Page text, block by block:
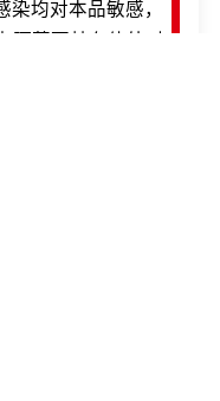
均对本品敏感，
阿莫西林在体外对